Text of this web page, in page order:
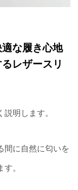
な履き心地
レザースリ
明します。
間に自然に匂いを
。